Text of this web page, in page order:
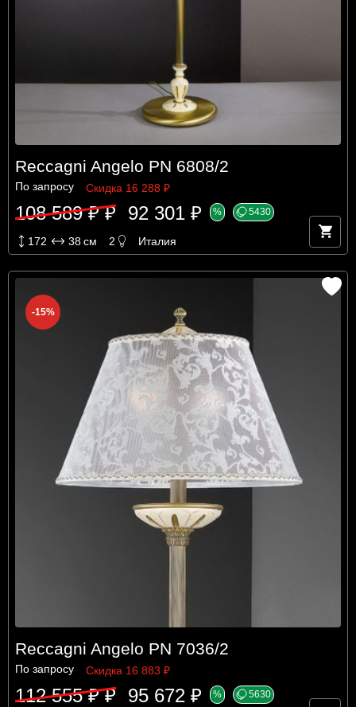
Reccagni Angelo PN 6808/2
По запросу Скидка 16 288 ₽
108 589 ₽ ₽ 92 301 ₽ % 5430
172 38см 2 Италия
-15%
Reccagni Angelo PN 7036/2
По запросу Скидка 16 883 ₽
112 555 ₽ ₽ 95 672 ₽ % 5630